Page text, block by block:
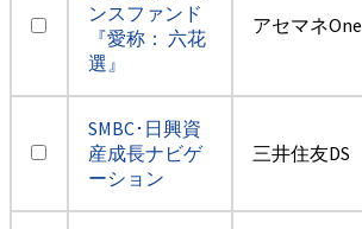
ンスファンド
『愛称： 六花
選』
アセマネOne
SMBC･日興資
産成長ナビゲ
ーション
三井住友DS